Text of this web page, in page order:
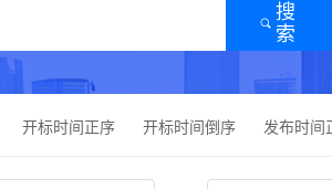
搜
索
开标时间正序 开标时间倒序 发布时间